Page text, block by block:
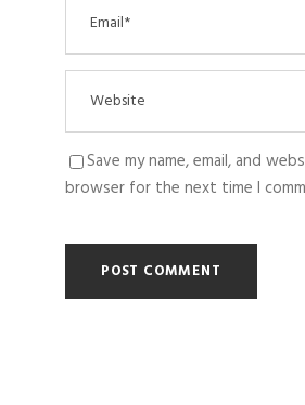
Save my name, email, and
browser for the next time I